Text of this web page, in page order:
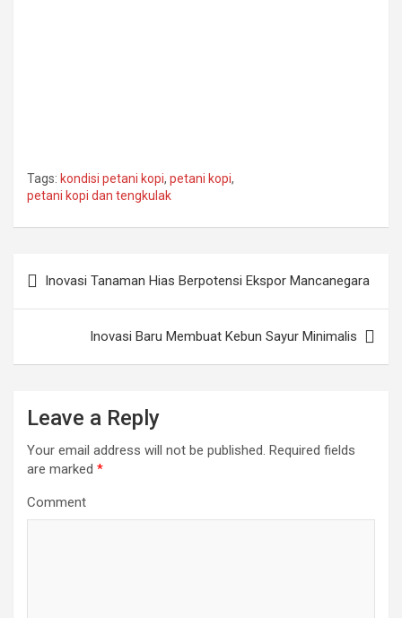
Tags: kondisi petani kopi, petani kopi,
petani kopi dan tengkulak
PostInovasi Tanaman Hias Berpotensi Ekspor Mancanegara
Inovasi Baru Membuat Kebun Sayur Minimalis
Leave a Reply
Your email address will not be published. Required fields
are marked *
Comment